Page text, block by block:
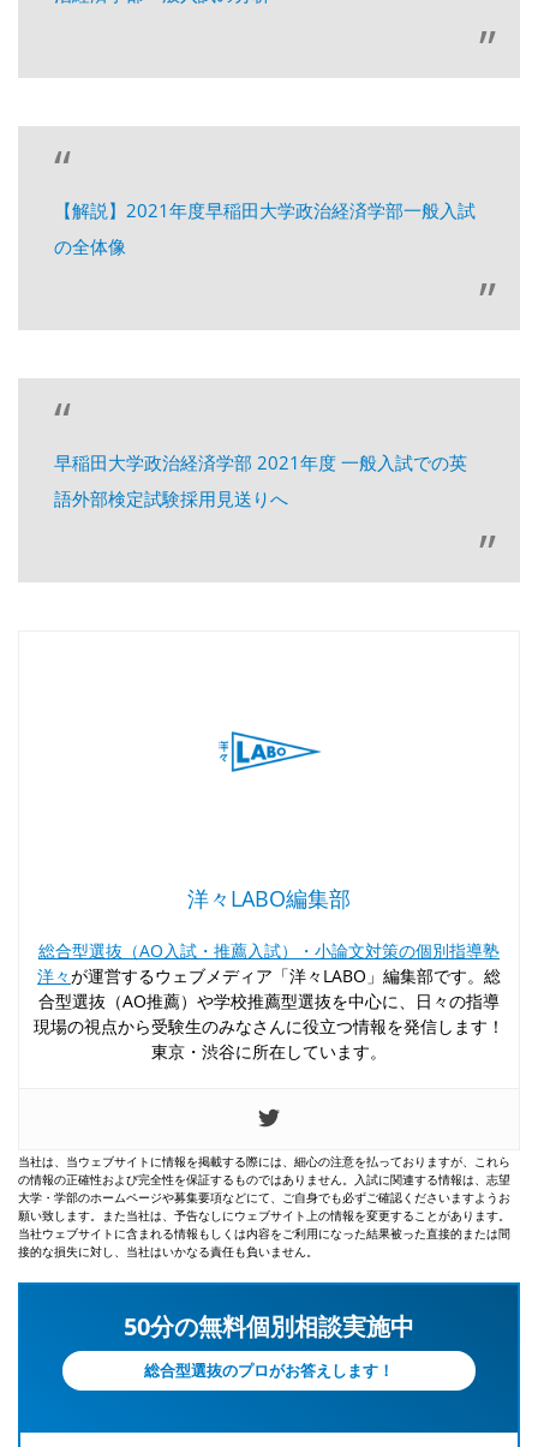
【解説】2021年度早稲田大学政治経済学部一般入試
の全体像
早稲田大学政治経済学部 2021年度 一般入試での英
語外部検定試験採用見送りへ
洋々LABO編集部
総合型選抜（AO入試・推薦入試）・小論文対策の個別指導塾
洋々が運営するウェブメディア「洋々LABO」編集部です。総
合型選抜（AO推薦）や学校推薦型選抜を中心に、日々の指導
現場の視点から受験生のみなさんに役立つ情報を発信します！
東京・渋谷に所在しています。
当社は、当ウェブサイトに情報を掲載する際には、細心の注意を払っておりますが、これら
の情報の正確性および完全性を保証するものではありません。入試に関連する情報は、志望
大学・学部のホームページや募集要項などにて、ご自身でも必ずご確認くださいますようお
願い致します。また当社は、予告なしにウェブサイト上の情報を変更することがあります。
当社ウェブサイトに含まれる情報もしくは内容をご利用になった結果被った直接的または間
接的な損失に対し、当社はいかなる責任も負いません。
50分の無料個別相談実施中
総合型選抜のプロがお答えします！